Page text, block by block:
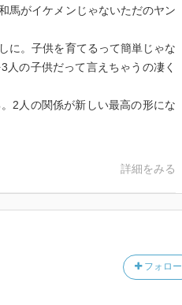
馬がイケメンじゃないただのヤン
に。子供を育てるって簡単じゃな
の子供だって言えちゃうの凄く
2人の関係が新しい最高の形にな
詳細をみる
フォロー